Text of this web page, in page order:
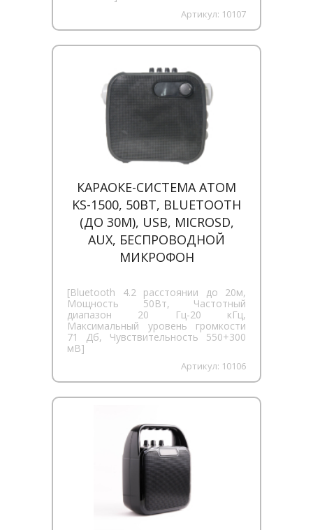
Артикул: 10107
КАРАОКЕ-СИСТЕМА ATOM
KS-1500, 50ВТ, BLUETOOTH
(ДО 30М), USB, MICROSD,
AUX, БЕСПРОВОДНОЙ
МИКРОФОН
[Bluetooth 4.2 расстоянии до 20м,
Мощность 50Вт, Частотный
диапазон 20 Гц-20 кГц,
Максимальный уровень громкости
71 Дб, Чувствительность 550+300
мВ]
Артикул: 10106